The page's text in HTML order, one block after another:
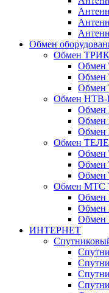
Обмен
Обмен
Обмен
Обмен
Обмен
Обмен
Обмен
Обмен
Обмен
Обмен
Обмен
Обмен МТС
Обмен
Обмен
Обмен
ИНТЕРНЕТ